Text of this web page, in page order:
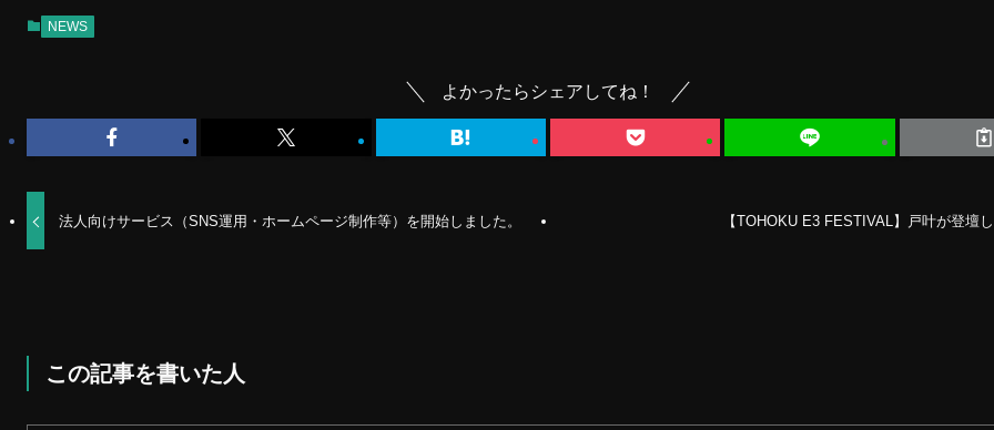
NEWS
よかったらシェアしてね！
法人向けサービス（SNS運用・ホームページ制作等）を開始しました。 【TOHOKU E3 FESTIVAL】戸叶が登壇
この記事を書いた人